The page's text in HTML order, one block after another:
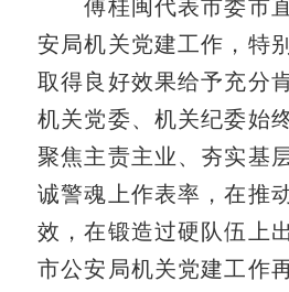
傅桂闽代表市委市直
安局机关党建工作，特
取得良好效果给予充分
机关党委、机关纪委始
聚焦主责主业、夯实基
诚警魂上作表率，在推
效，在锻造过硬队伍上
市公安局机关党建工作